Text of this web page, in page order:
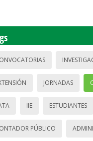
JORNADAS
IIE ESTUDIANTES
PÚBLICO